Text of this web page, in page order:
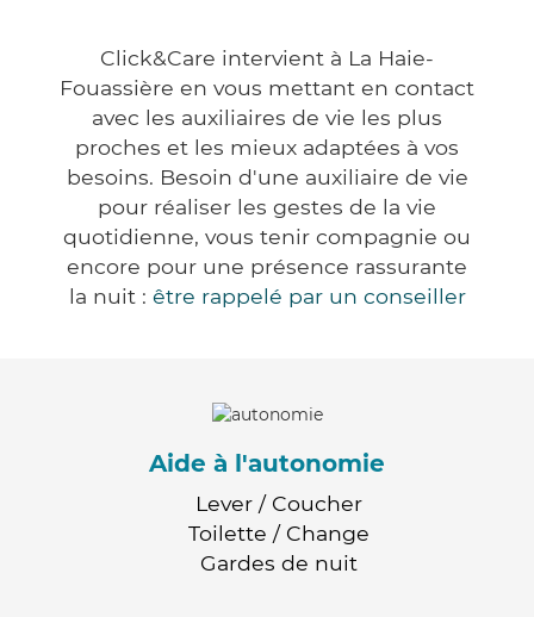
Click&Care intervient à La Haie-
Fouassière en vous mettant en contact
avec les auxiliaires de vie les plus
proches et les mieux adaptées à vos
besoins. Besoin d'une auxiliaire de vie
pour réaliser les gestes de la vie
quotidienne, vous tenir compagnie ou
encore pour une présence rassurante
la nuit : être rappelé par un conseiller
Aide à l'autonomie
Lever / Coucher
Toilette / Change
Gardes de nuit